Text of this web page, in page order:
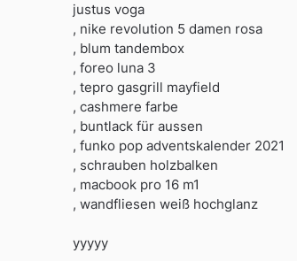
justus voga
, nike revolution 5 damen rosa
, blum tandembox
, foreo luna 3
, tepro gasgrill mayfield
, cashmere farbe
, buntlack für aussen
, funko pop adventskalender 2021
, schrauben holzbalken
, macbook pro 16 m1
, wandfliesen weiß hochglanz
yyyyy